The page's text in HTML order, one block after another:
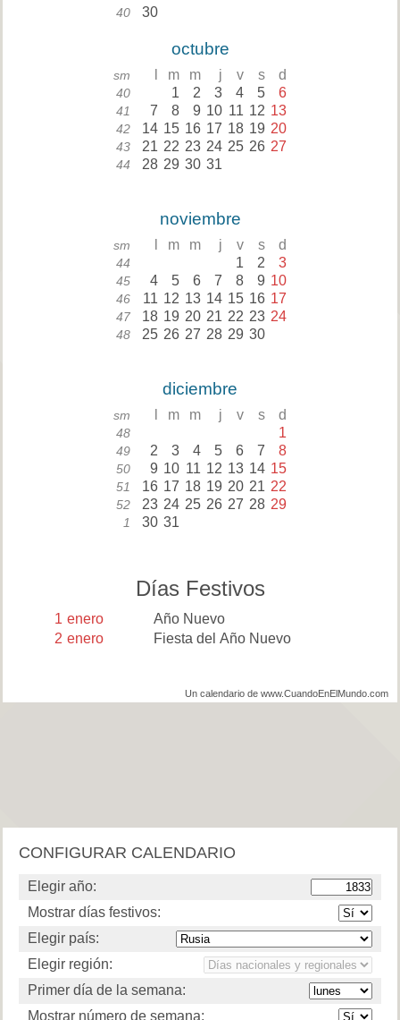
40 30
octubre
sm m m j v s d
40 1 2 3 4 5 6
41 7 8 9 10 11 12 13
42 14 15 16 17 18 19 20
43 21 22 23 24 25 26 27
44 28 29 30 31
noviembre
sm m m j v s d
44 1 2 3
45 4 5 6 7 8 9 10
46 11 12 13 14 15 16 17
47 18 19 20 21 22 23 24
48 25 26 27 28 29 30
diciembre
sm m m j v s d
48 1
49 2 3 4 5 6 7 8
50 9 10 11 12 13 14 15
51 16 17 18 19 20 21 22
52 23 24 25 26 27 28 29
1 30 31
Días Festivos
1 enero
Año Nuevo
2 enero Fiesta del Año Nuevo
Un calendario de www.CuandoEnElMundo.com
CONFIGURAR CALENDARIO
Elegir año:
Mostrar días festivos:
Elegir país:
Elegir región:
Primer día de la semana:
Mostrar número de semana: